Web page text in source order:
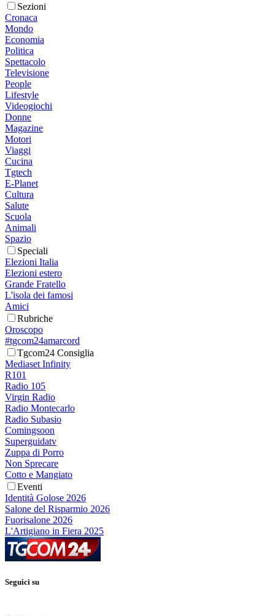
Sezioni
Cronaca
Mondo
Economia
Politica
Spettacolo
Televisione
People
Lifestyle
Videogiochi
Donne
Magazine
Motori
Viaggi
Cucina
Tgtech
E-Planet
Cultura
Salute
Scuola
Animali
Spazio
Speciali
Elezioni Italia
Elezioni estero
Grande Fratello
L'isola dei famosi
Amici
Rubriche
Oroscopo
#tgcom24amarcord
Tgcom24 Consiglia
Mediaset Infinity
R101
Radio 105
Virgin Radio
Radio Montecarlo
Radio Subasio
Comingsoon
Superguidatv
Zuppa di Porro
Non Sprecare
Cotto e Mangiato
Eventi
Identità Golose 2026
Salone del Risparmio 2026
Fuorisalone 2026
L'Artigiano in Fiera 2025
Seguici su